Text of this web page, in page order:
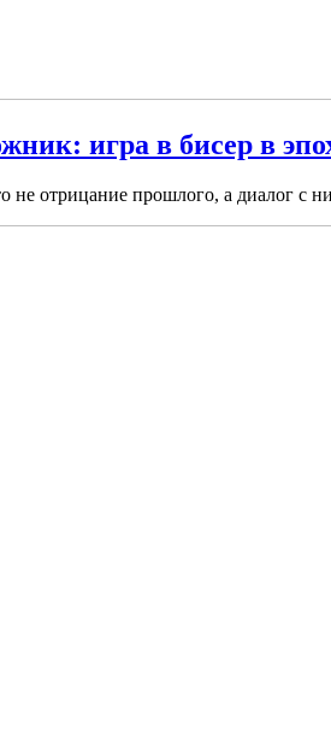
игра в бисер в
отрицание прошлого, а диалог с